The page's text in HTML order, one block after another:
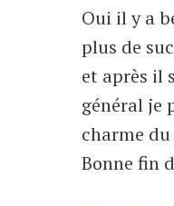
Oui il y a
plus de
et après il
général je
charme
Bonne fin